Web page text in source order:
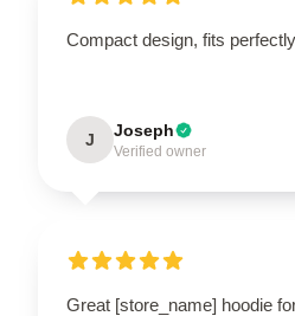
Compact design, fits
J Joseph
Verified owner
Great [store_name] hoodie